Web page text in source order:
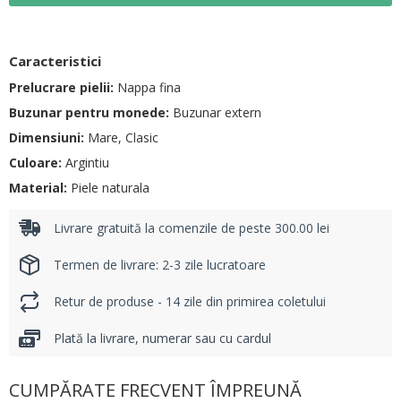
Caracteristici
Prelucrare pielii: Nappa fina
Buzunar pentru monede: Buzunar extern
Dimensiuni: Mare, Clasic
Culoare: Argintiu
Material: Piele naturala
Livrare gratuită la comenzile de peste 300.00 lei
Termen de livrare: 2-3 zile lucratoare
Retur de produse - 14 zile din primirea coletului
Plată la livrare, numerar sau cu cardul
CUMPĂRATE FRECVENT ÎMPREUNĂ